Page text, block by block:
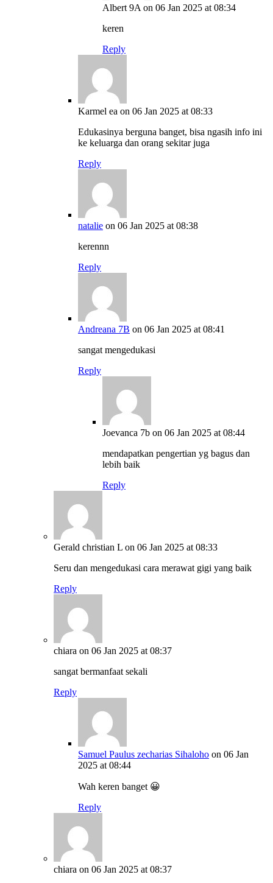
Albert 9A on 06 Jan 2025 at 08:34
keren
Reply
Karmel ea on 06 Jan 2025 at 08:33
Edukasinya berguna banget, bisa ngasih info ini
ke keluarga dan orang sekitar juga
Reply
natalie on 06 Jan 2025 at 08:38
kerennn
Reply
Andreana 7B on 06 Jan 2025 at 08:41
sangat mengedukasi
Reply
Joevanca 7b on 06 Jan 2025 at 08:44
mendapatkan pengertian yg bagus dan
lebih baik
Reply
Gerald christian L on 06 Jan 2025 at 08:33
Seru dan mengedukasi cara merawat gigi yang baik
Reply
chiara on 06 Jan 2025 at 08:37
sangat bermanfaat sekali
Reply
Samuel Paulus zecharias Sihaloho on 06 Jan
2025 at 08:44
Wah keren banget 😀
Reply
chiara on 06 Jan 2025 at 08:37